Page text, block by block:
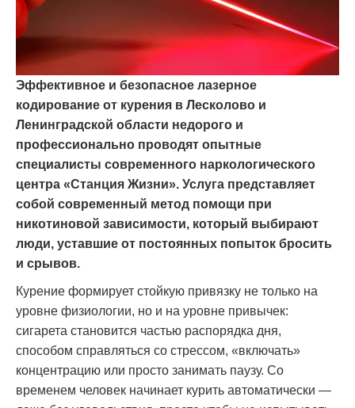
Эффективное и безопасное лазерное
кодирование от курения в Лесколово и
Ленинградской области недорого и
профессионально проводят опытные
специалисты современного наркологического
центра «Станция Жизни». Услуга представляет
собой современный метод помощи при
никотиновой зависимости, который выбирают
люди, уставшие от постоянных попыток бросить
и срывов.
Курение формирует стойкую привязку не только на
уровне физиологии, но и на уровне привычек:
сигарета становится частью распорядка дня,
способом справляться со стрессом, «включать»
концентрацию или просто занимать паузу. Со
временем человек начинает курить автоматически —